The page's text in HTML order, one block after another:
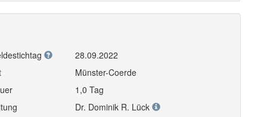
28.09.2022
Münster-Coerde
1,0 Tag
Dr. Dominik R. Lück